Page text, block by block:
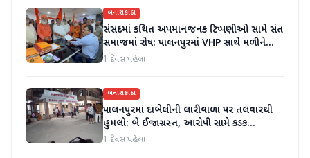
બનાસકાંઠા
સંસદમાં કથિત અપમાનજનક ટિપ્પણીઓ સામે સંત
સમાજમાં રોષ: પાલનપુરમાં VHP સાથે મળીને
અધિક કલેક્ટરને આવેદનપત્ર આપ્યું
1 દિવસ પહેલા
બનાસકાંઠા
પાલનપુરમાં દાબેલીની લારીવાળા પર તલવારથી
હુમલો: બે ઈજાગ્રસ્ત, આરોપી સામે કડક
કાર્યવાહીની માંગ
1 દિવસ પહેલા